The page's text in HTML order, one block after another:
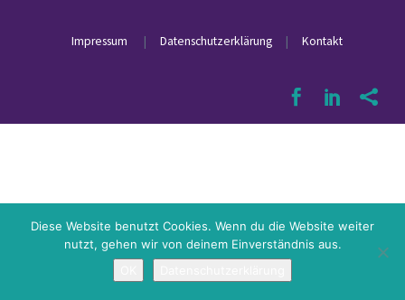
Impressum | Datenschutzerklärung | Kontakt
Diese Website benutzt Cookies. Wenn du die Website weiter
nutzt, gehen wir von deinem Einverständnis aus.